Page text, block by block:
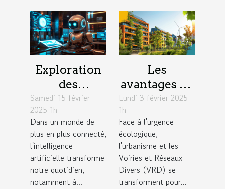
Exploration
des
avantages
des chatbots
basés sur
l'intelligence
artificielle
Samedi 15 février
2025 1h
Dans un monde de
plus en plus connecté,
l'intelligence
artificielle transforme
notre quotidien,
notamment à...
Les
avantages de
l'intégration
technologies
durables en
urbanisme et
VRD
Lundi 3 février 2025
1h
Face à l'urgence
écologique,
l'urbanisme et les
Voiries et Réseaux
Divers (VRD) se
transforment pour...